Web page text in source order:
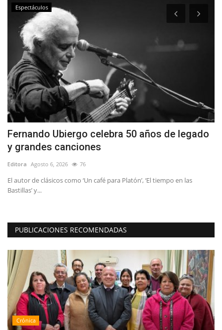
Espectáculos
Fernando Ubiergo celebra 50 años de legado
y grandes canciones
Editora Agosto 6, 2026 76
El autor de clásicos como ‘Un café para Platón’, ‘El tiempo en las
Bastillas’ y...
PUBLICACIONES RECOMENDADAS
Crónica